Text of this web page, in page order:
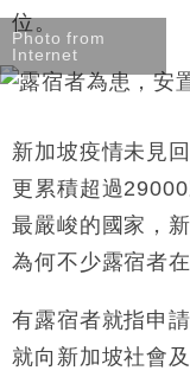
位。
Photo from
Internet
新加坡疫情未見
更累積超過29000
最嚴峻的國家，
為何不少露宿者
有露宿者就指申
就向新加坡社會